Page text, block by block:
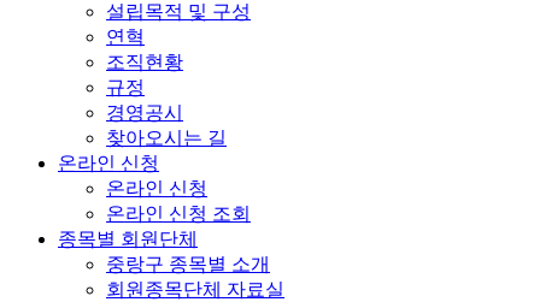
설립목적 및 구성
연혁
조직현황
규정
경영공시
찾아오시는 길
온라인 신청
온라인 신청
온라인 신청 조회
종목별 회원단체
중랑구 종목별 소개
회원종목단체 자료실